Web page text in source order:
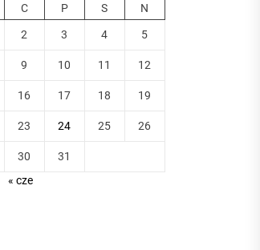
C P S N
2 3 4 5
9 10 11 12
16 17 18 19
23 24 25 26
30
31
« cze